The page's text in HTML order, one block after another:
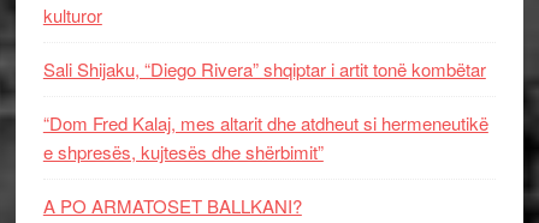
kulturor
Sali Shijaku, “Diego Rivera” shqiptar i artit tonë kombëtar
“Dom Fred Kalaj, mes altarit dhe atdheut si hermeneutikë
e shpresës, kujtesës dhe shërbimit”
A PO ARMATOSET BALLKANI?